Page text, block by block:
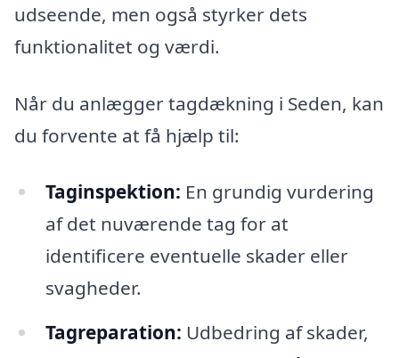
udseende, men også styrker dets
funktionalitet og værdi.
Når du anlægger tagdækning i Seden, kan
du forvente at få hjælp til:
Taginspektion: En grundig vurdering
af det nuværende tag for at
identificere eventuelle skader eller
svagheder.
Tagreparation: Udbedring af skader,